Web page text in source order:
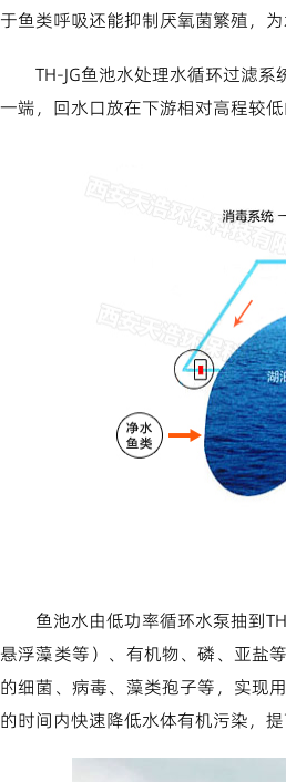
于鱼类呼吸还能抑制厌氧菌繁殖，
TH-JG鱼池水处理水循环过滤
一端，回水口放在下游相对高程较低
鱼池水由低功率循环水泵抽到
悬浮藻类等）、有机物、磷、亚盐
的细菌、病毒、藻类孢子等，实现
的时间内快速降低水体有机污染，